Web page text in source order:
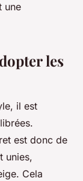
une
les
il est
est donc de
unies,
Cela